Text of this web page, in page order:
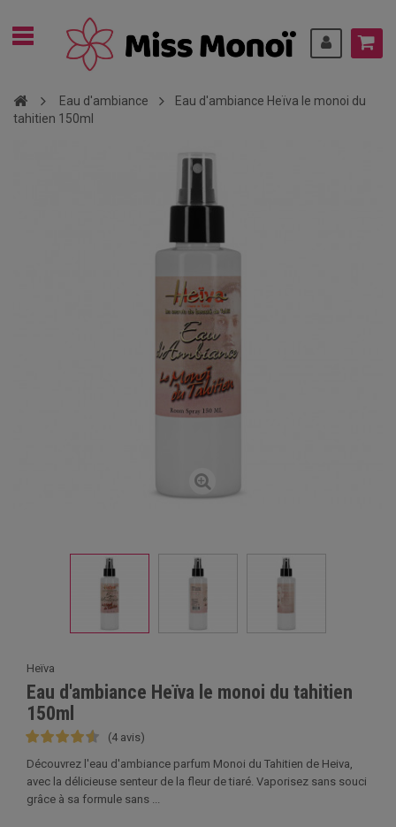
Eau d'ambiance
Eau d'ambiance Heïva le monoi du
tahitien 150ml
Heïva
Eau d'ambiance Heïva le monoi du tahitien
150ml
(4 avis)
Découvrez l'eau d'ambiance parfum Monoi du Tahitien de Heiva,
avec la délicieuse senteur de la fleur de tiaré. Vaporisez sans souci
grâce à sa formule sans ...